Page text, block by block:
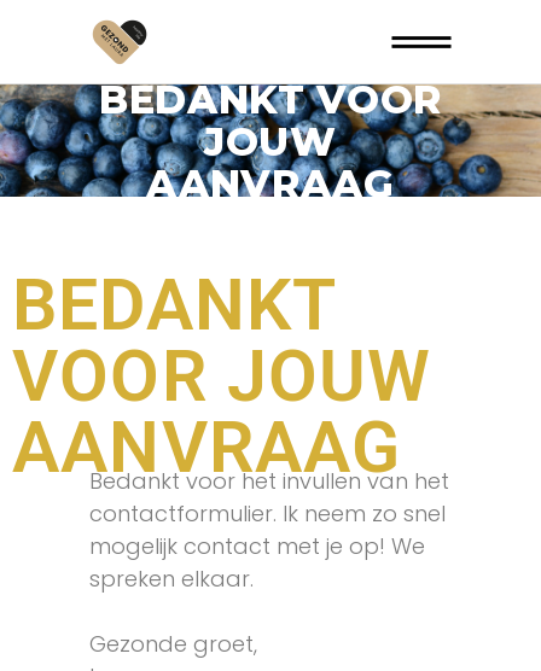
BEDANKT VOOR
JOUW
AANVRAAG
BEDANKT
VOOR JOUW
AANVRAAG
Bedankt voor het invullen van het
contactformulier. Ik neem zo snel
mogelijk contact met je op! We
spreken elkaar.
Gezonde groet,